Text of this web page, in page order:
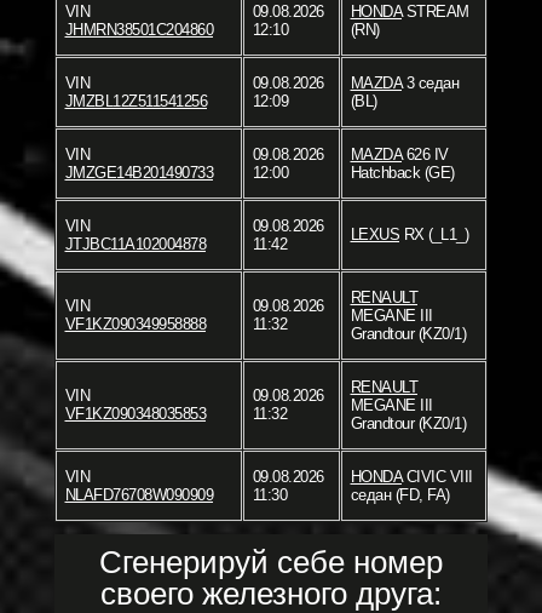
VIN
JHMRN38501C204860
09.08.2026
12:10
HONDASTREAM
(RN)
VIN
JMZBL12Z511541256
09.08.2026
12:09
MAZDA3 седан
(BL)
VIN
JMZGE14B201490733
09.08.2026
12:00
MAZDA626 IV
Hatchback (GE)
VIN
JTJBC11A102004878
09.08.2026
11:42
LEXUS RX (_L1_)
VIN
VF1KZ090349958888
09.08.2026
11:32
RENAULT
MEGANE III
Grandtour (KZ0/1)
VIN
VF1KZ090348035853
09.08.2026
11:32
RENAULT
MEGANE III
Grandtour (KZ0/1)
VIN
NLAFD76708W090909
09.08.2026
11:30
HONDACIVIC VIII
седан (FD, FA)
Сгенерируй себе номер
своего железного друга: